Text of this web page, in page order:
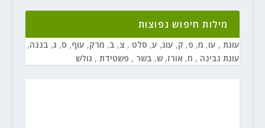
מילות חיפוש נפוצות
עוגת , עו, מ, פ, ק, עוג, ע, סלט , צ, ב, מרק, עוף, ס, ג, בננה,
עוגת גבינה , ח, אורז, ש, בשר , פשטידת , גולש